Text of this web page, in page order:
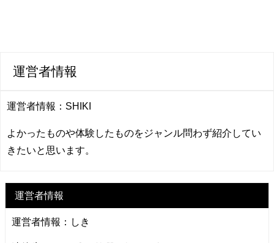
運営者情報
運営者情報：SHIKI
よかったものや体験したものをジャンル問わず紹介してい
きたいと思います。
運営者情報
運営者情報：しき